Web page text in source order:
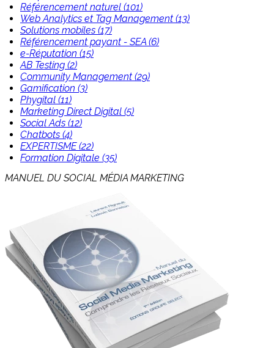
Référencement naturel (101)
Web Analytics et Tag Management (13)
Solutions mobiles (17)
Référencement payant - SEA (6)
e-Réputation (15)
AB Testing (2)
Community Management (29)
Gamification (3)
Phygital (11)
Marketing Direct Digital (5)
Social Ads (12)
Chatbots (4)
EXPERTISME (22)
Formation Digitale (35)
MANUEL DU SOCIAL MÉDIA MARKETING